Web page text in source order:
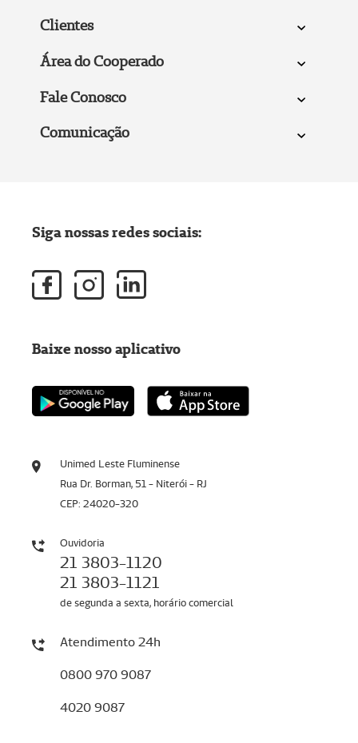
Clientes
Área do Cooperado
Fale Conosco
Comunicação
Unimed Leste Fluminense
Rua Dr. Borman, 51 - Niterói - RJ
CEP: 24020-320
Ouvidoria
21 3803-1120
21 3803-1121
de segunda a sexta, horário comercial
Atendimento 24h
0800 970 9087
4020 9087
Siga nossas redes sociais:
Baixe nosso aplicativo